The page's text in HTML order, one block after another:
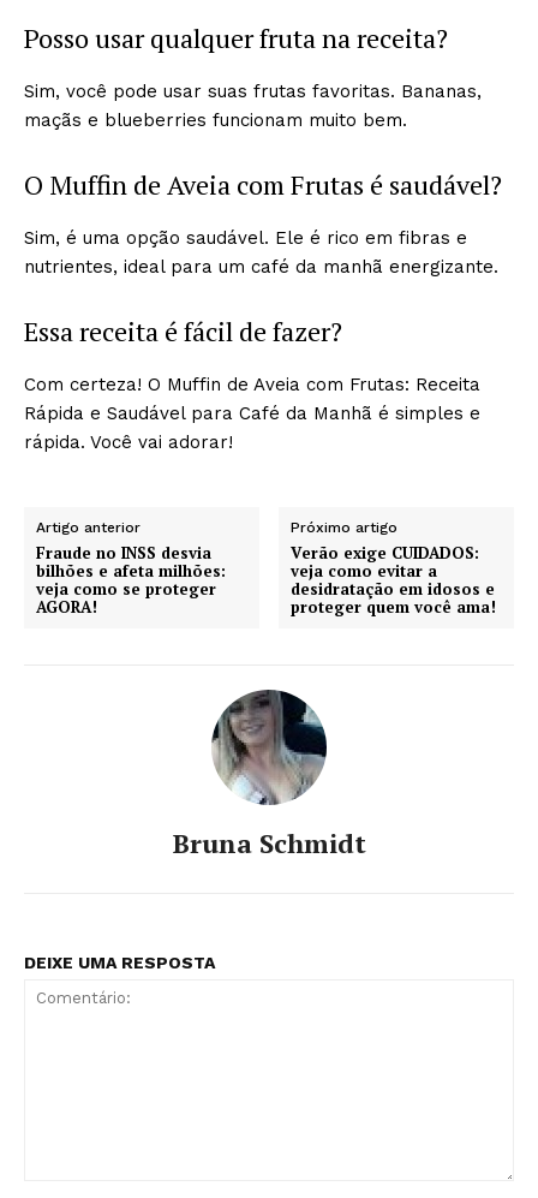
Posso usar qualquer fruta na receita?
Sim, você pode usar suas frutas favoritas. Bananas,
maçãs e blueberries funcionam muito bem.
O Muffin de Aveia com Frutas é saudável?
Sim, é uma opção saudável. Ele é rico em fibras e
nutrientes, ideal para um café da manhã energizante.
Essa receita é fácil de fazer?
Com certeza! O Muffin de Aveia com Frutas: Receita
Rápida e Saudável para Café da Manhã é simples e
rápida. Você vai adorar!
Artigo anterior
Fraude no INSS desvia
bilhões e afeta milhões:
veja como se proteger
AGORA!
Próximo artigo
Verão exige CUIDADOS:
veja como evitar a
desidratação em idosos e
proteger quem você ama!
Bruna Schmidt
DEIXE UMA RESPOSTA